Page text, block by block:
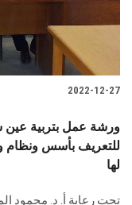
2022-12-27
ورشة عمل بتربية عين
للتعريف بأسس ونظام
لها
تحت رعاية أ. د. محمود